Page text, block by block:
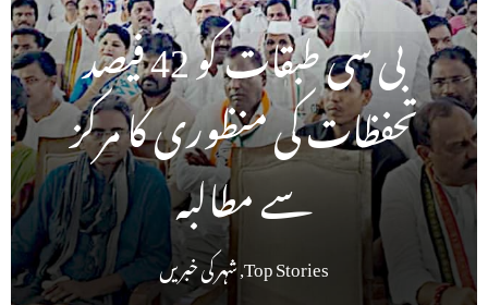
بی سی طبقات کو 42 فیصد
تحفظات کی منظوری کا مرکز
سے مطالبہ
Top Stories
,شہر کی خبریں